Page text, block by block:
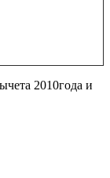
2010года и